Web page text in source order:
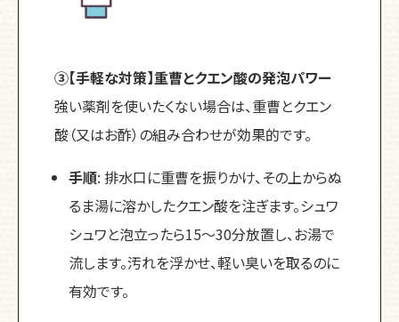
③【手軽な対策】重曹とクエン酸の発泡パワー
強い薬剤を使いたくない場合は、重曹とクエン
酸（又はお酢）の組み合わせが効果的です。
手順: 排水口に重曹を振りかけ、その上からぬ
るま湯に溶かしたクエン酸を注ぎます。シュワ
シュワと泡立ったら15〜30分放置し、お湯で
流します。汚れを浮かせ、軽い臭いを取るのに
有効です。